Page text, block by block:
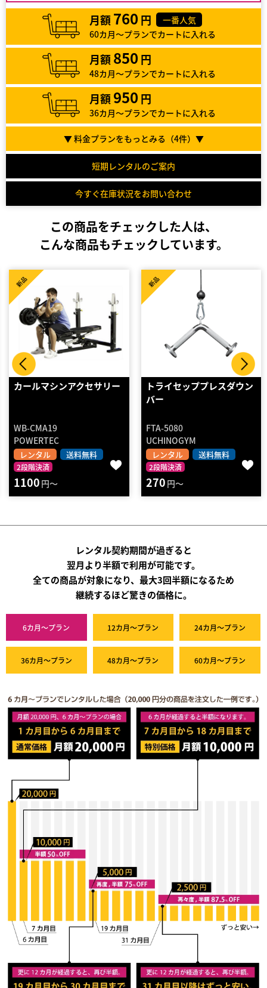
月額 760 円
一番人気
60カ月～プランでカートに入れる
月額 850 円
48カ月～プランでカートに入れる
月額 950 円
36カ月～プランでカートに入れる
▼ 料金プランをもっとみる（4件）▼
短期レンタルのご案内
今すぐ在庫状況をお問い合わせ
この商品をチェックした人は、
こんな商品もチェックしています。
トライセッププレスダウン
FTA-5080
UCHINOGYM
レンタル 送料無料
2段階決済
新品
270円～
ディップスアタッチメント
GentlemanFitnessClub
レンタル 送料無料
2段階決済
新品
740 円～
レンタル契約期間が過ぎると
翌月より半額で利用が可能です。
全ての商品が対象になり、最大3回半額になるため
継続するほど驚きの価格に。
6カ月～プラン 12カ月～プラン 24カ月～プラン
36カ月～プラン 48カ月～プラン 60カ月～プラン